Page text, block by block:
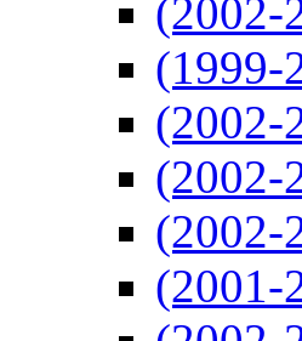
(2002-
(1999-
(2002-
(2002-
(2002-
(2001-